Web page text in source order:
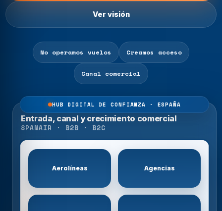
Ver visión
No operamos vuelos Creamos acceso
Canal comercial
HUB DIGITAL DE CONFIANZA · ESPAÑA
Entrada, canal y crecimiento comercial
SPANAIR · B2B · B2C
Aerolíneas Agencias